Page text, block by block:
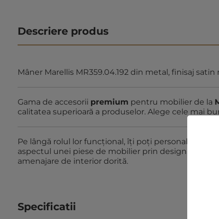
Descriere produs
Mâner Marellis MR359.04.192 din metal, finisaj
Gama de accesorii premium pentru mobilier de la
calitatea superioară a produselor. Alege cele mai
Pe lângă rolul lor funcțional, îți poți personaliza
aspectul unei piese de mobilier prin designul
amenajare de interior dorită.
Specificatii